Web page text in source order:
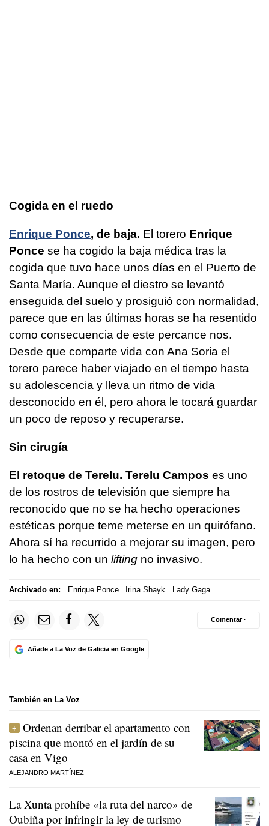
Cogida en el ruedo
Enrique Ponce, de baja. El torero Enrique
Ponce se ha cogido la baja médica tras la
cogida que tuvo hace unos días en el Puerto de
Santa María. Aunque el diestro se levantó
enseguida del suelo y prosiguió con normalidad,
parece que en las últimas horas se ha resentido
como consecuencia de este percance nos.
Desde que comparte vida con Ana Soria el
torero parece haber viajado en el tiempo hasta
su adolescencia y lleva un ritmo de vida
desconocido en él, pero ahora le tocará guardar
un poco de reposo y recuperarse.
Sin cirugía
El retoque de Terelu. Terelu Campos es uno
de los rostros de televisión que siempre ha
reconocido que no se ha hecho operaciones
estéticas porque teme meterse en un quirófano.
Ahora sí ha recurrido a mejorar su imagen, pero
lo ha hecho con un lifting no invasivo.
Archivado en: Enrique Ponce Irina Shayk Lady Gaga
Añade a La Voz de Galicia en Google
Comentar ·
También en La Voz
Ordenan derribar el apartamento con
piscina que montó en el jardín de su
casa en Vigo
ALEJANDRO MARTÍNEZ
La Xunta prohíbe «la ruta del narco» de
Oubiña por infringir la ley de turismo